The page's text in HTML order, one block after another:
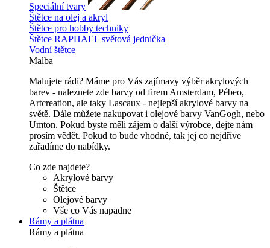
Speciální tvary
Štětce na olej a akryl
Štětce pro hobby techniky
Štětce RAPHAEL světová jednička
Vodní štětce
Malba
Malujete rádi? Máme pro Vás zajímavy výběr akrylových
barev - naleznete zde barvy od firem Amsterdam, Pébeo,
Artcreation, ale taky Lascaux - nejlepší akrylové barvy na
světě. Dále můžete nakupovat i olejové barvy VanGogh, nebo
Umton. Pokud byste měli zájem o další výrobce, dejte nám
prosím vědět. Pokud to bude vhodné, tak jej co nejdříve
zařadíme do nabídky.
Co zde najdete?
Akrylové barvy
Štětce
Olejové barvy
Vše co Vás napadne
Rámy a plátna
Rámy a plátna